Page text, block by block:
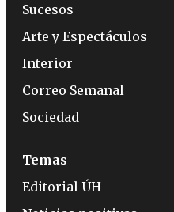
Sucesos
Arte y Espectáculos
Interior
Correo Semanal
Sociedad
Temas
Editorial ÚH